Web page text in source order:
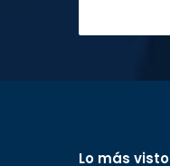
Lo más visto